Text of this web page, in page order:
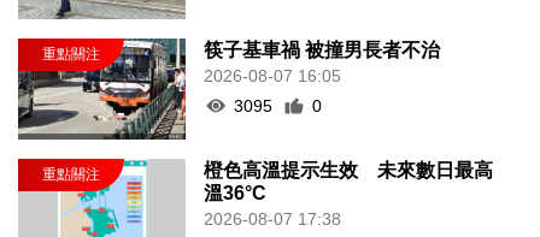
筷子基車禍 被撞男長者不治
2026-08-07 16:05
3095
0
橙色高溫提示生效 未來數日最高
溫36°C
2026-08-07 17:38